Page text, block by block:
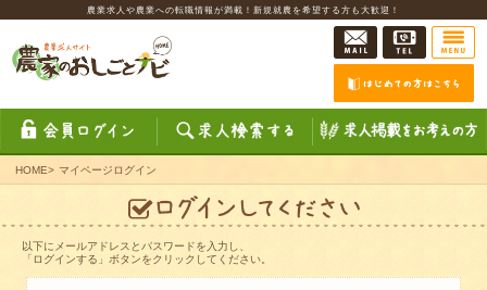
農業求人や農業への転職情報が満載！新規就農を希望する方も大歓迎！
HOME> マイページログイン
以下にメールアドレスとパスワードを入力し、
「ログインする」ボタンをクリックしてください。